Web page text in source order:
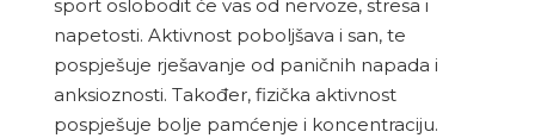
sport oslobodit će vas od nervoze, stresa i
napetosti. Aktivnost poboljšava i san, te
pospješuje rješavanje od paničnih napada i
anksioznosti. Također, fizička aktivnost
pospješuje bolje pamćenje i koncentraciju.